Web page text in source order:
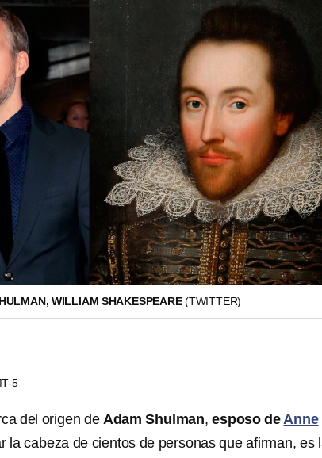
WILLIAM SHAKESPEARE(TWITTER)
5
del origen de Adam Shulman,esposo deAnne
la cabeza de cientos de personas que afirman, es